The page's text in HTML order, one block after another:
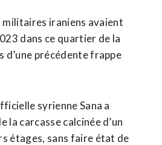
militaires iraniens avaient
dans ce quartier de la
d’une précédente frappe
syrienne Sana a
la carcasse calcinée d’un
étages, sans faire état de